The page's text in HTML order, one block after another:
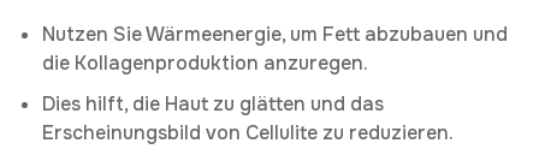
Nutzen Sie Wärmeenergie, um Fett abzubauen und
die Kollagenproduktion anzuregen.
Dies hilft, die Haut zu glätten und das
Erscheinungsbild von Cellulite zu reduzieren.